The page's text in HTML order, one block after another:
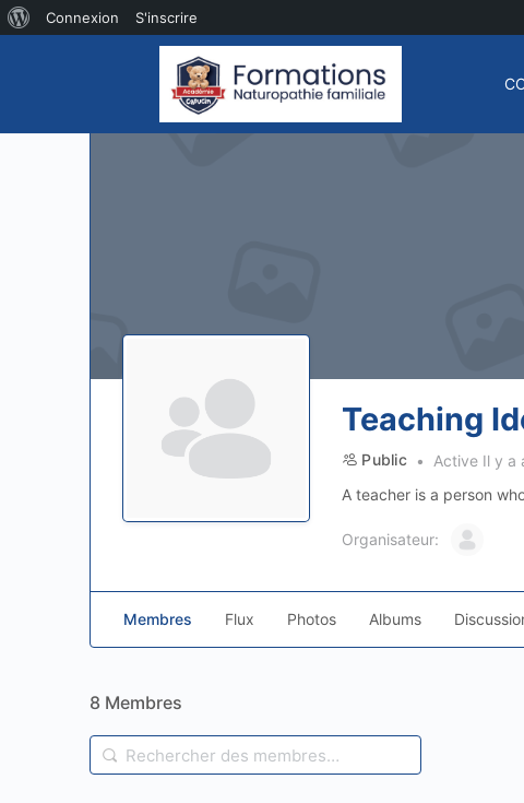
Connexion S'inscrire
Teaching
Public
Active Il y a
A teacher is a person
Organisateur:
Membres Flux Photos Albums
8 Membres
Rechercher
des